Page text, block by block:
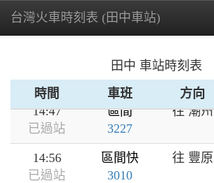
台灣火車時刻表 (田中車站)
田中 車站時刻表
時間
車班 方向
14:23
已過站
區間
3178
已過站
區間
2214
往 基隆
14:47
已過站
區間
3227
往 潮州
14:56
已過站
區間快
3010
往 豐原